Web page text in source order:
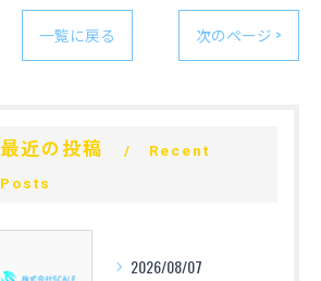
一覧に戻る 次のページ >
最近の投稿
Recent
Posts
2026/08/07